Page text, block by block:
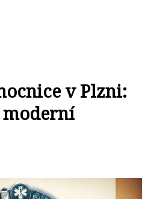
v Plzni: